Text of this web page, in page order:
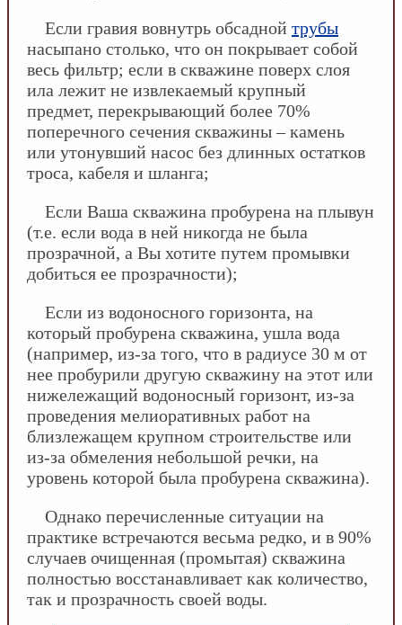
Если гравия вовнутрь обсадной трубы
насыпано столько, что он покрывает собой
весь фильтр; если в скважине поверх слоя
ила лежит не извлекаемый крупный
предмет, перекрывающий более 70%
поперечного сечения скважины – камень
или утонувший насос без длинных остатков
троса, кабеля и шланга;
Если Ваша скважина пробурена на плывун
(т.е. если вода в ней никогда не была
прозрачной, а Вы хотите путем промывки
добиться ее прозрачности);
Если из водоносного горизонта, на
который пробурена скважина, ушла вода
(например, из-за того, что в радиусе 30 м от
нее пробурили другую скважину на этот или
нижележащий водоносный горизонт, из-за
проведения мелиоративных работ на
близлежащем крупном строительстве или
из-за обмеления небольшой речки, на
уровень которой была пробурена скважина).
Однако перечисленные ситуации на
практике встречаются весьма редко, и в 90%
случаев очищенная (промытая) скважина
полностью восстанавливает как количество,
так и прозрачность своей воды.